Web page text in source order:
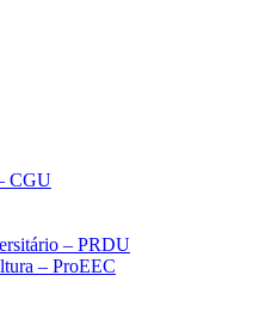
CGU
– PRDU
– ProEEC